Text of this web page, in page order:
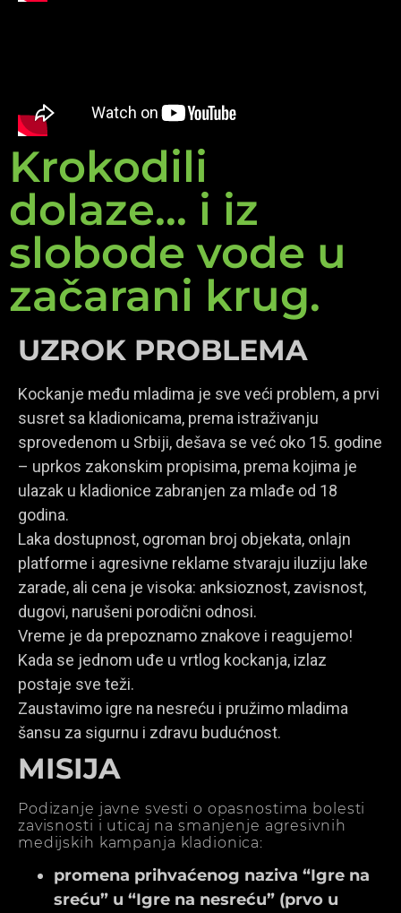
Krokodili
dolaze... i iz
slobode vode u
začarani krug.
UZROK PROBLEMA
Kockanje među mladima je sve veći problem, a prvi
susret sa kladionicama, prema istraživanju
sprovedenom u Srbiji, dešava se već oko 15. godine
– uprkos zakonskim propisima, prema kojima je
ulazak u kladionice zabranjen za mlađe od 18
godina.
Laka dostupnost, ogroman broj objekata, onlajn
platforme i agresivne reklame stvaraju iluziju lake
zarade, ali cena je visoka: anksioznost, zavisnost,
dugovi, narušeni porodični odnosi.
Vreme je da prepoznamo znakove i reagujemo!
Kada se jednom uđe u vrtlog kockanja, izlaz
postaje sve teži.
Zaustavimo igre na nesreću i pružimo mladima
šansu za sigurnu i zdravu budućnost.
MISIJA
Podizanje javne svesti o opasnostima bolesti
zavisnosti i uticaj na smanjenje agresivnih
medijskih kampanja kladionica:
promena prihvaćenog naziva “Igre na
sreću” u “Igre na nesreću” (prvo u